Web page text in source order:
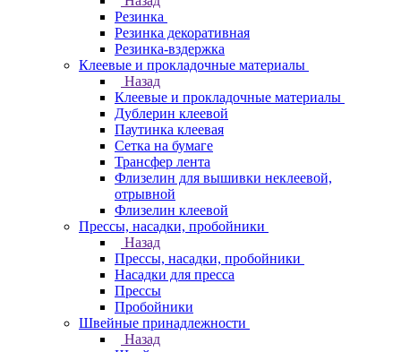
Резинка
Резинка декоративная
Резинка-вздержка
Клеевые и прокладочные материалы
Назад
Клеевые и прокладочные материалы
Дублерин клеевой
Паутинка клеевая
Сетка на бумаге
Трансфер лента
Флизелин для вышивки неклеевой,
отрывной
Флизелин клеевой
Прессы, насадки, пробойники
Назад
Прессы, насадки, пробойники
Насадки для пресса
Прессы
Пробойники
Швейные принадлежности
Назад